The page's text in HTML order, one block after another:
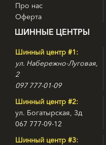
протектора с
обеспечивает прекрасное
покрытии, так и на сухом
— Высокая стойкость к
слашплэнингу, благодаря
ламелей, эффективно
— Высокая эластичность
обеспечивается новым
Про нас
Оферта
ШИННЫЕ ЦЕНТРЫ
Шинный центр #1:
ул. Набережно-Луговая,
2
097 777-01-09
Шинный центр #2:
ул. Богатырская, 3д
067 777-09-12
Шинный центр #3: